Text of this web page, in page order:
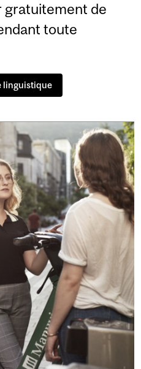
gratuitement de
toute
linguistique